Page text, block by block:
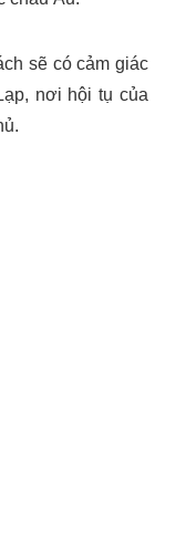
sẽ có cảm giác
nơi hội tụ của